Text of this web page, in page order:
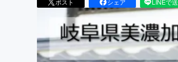
ポスト シェア LINEで